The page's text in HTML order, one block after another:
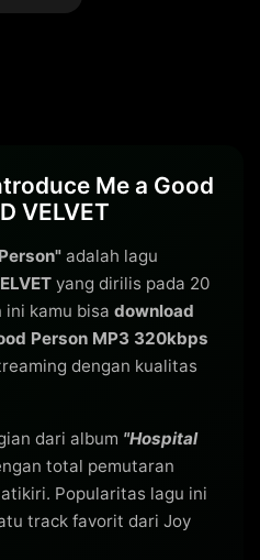
Me a Good
VELVET
adalah lagu
yang dirilis pada 20
ini kamu bisa download
Person MP3 320kbps
dengan kualitas
dari album "Hospital
total pemutaran
Popularitas lagu ini
track favorit dari Joy